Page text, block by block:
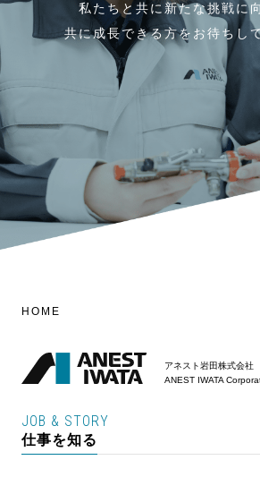
私たちと共に新たな挑戦に
共に成長できる方をお待ちし
HOME
アネスト岩田株式会社
ANEST IWATA
JOB & STORY
仕事を知る